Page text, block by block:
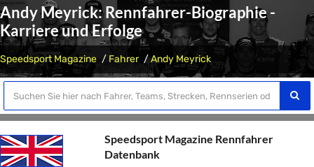
Andy Meyrick: Rennfahrer-Biographie -
Karriere und Erfolge
Speedsport Magazine Fahrer Andy Meyrick
Speedsport Magazine Rennfahrer
Datenbank